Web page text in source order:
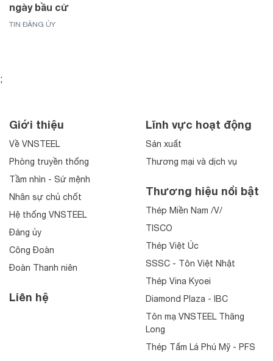
ngày bầu cử
TIN ĐẢNG ỦY
;
Giới thiệu
Về VNSTEEL
Phòng truyền thống
Tầm nhìn - Sứ mệnh
Nhân sự chủ chốt
Hệ thống VNSTEEL
Đảng ủy
Công Đoàn
Đoàn Thanh niên
Liên hệ
Lĩnh vực hoạt động
Sản xuất
Thương mại và dịch vụ
Thương hiệu nổi bật
Thép Miền Nam /V/
TISCO
Thép Việt Úc
SSSC - Tôn Việt Nhật
Thép Vina Kyoei
Diamond Plaza - IBC
Tôn mạ VNSTEEL Thăng
Long
Thép Tấm Lá Phú Mỹ - PFS